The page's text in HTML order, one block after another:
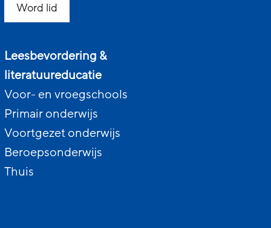
Word lid
Leesbevordering &
literatuureducatie
Voor- en vroegschools
Primair onderwijs
Voortgezet onderwijs
Beroepsonderwijs
Thuis